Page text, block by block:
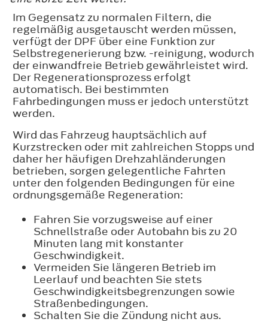
Im Gegensatz zu normalen Filtern, die
regelmäßig ausgetauscht werden müssen,
verfügt der DPF über eine Funktion zur
Selbstregenerierung bzw. -reinigung, wodurch
der einwandfreie Betrieb gewährleistet wird.
Der Regenerationsprozess erfolgt
automatisch. Bei bestimmten
Fahrbedingungen muss er jedoch unterstützt
werden.
Wird das Fahrzeug hauptsächlich auf
Kurzstrecken oder mit zahlreichen Stopps und
daher her häufigen Drehzahländerungen
betrieben, sorgen gelegentliche Fahrten
unter den folgenden Bedingungen für eine
ordnungsgemäße Regeneration:
Fahren Sie vorzugsweise auf einer
Schnellstraße oder Autobahn bis zu 20
Minuten lang mit konstanter
Geschwindigkeit.
Vermeiden Sie längeren Betrieb im
Leerlauf und beachten Sie stets
Geschwindigkeitsbegrenzungen sowie
Straßenbedingungen.
Schalten Sie die Zündung nicht aus.